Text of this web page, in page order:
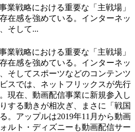
業戦略における重要な「主戦場」
在感を強めている。インターネッ
そして...
業戦略における重要な「主戦場」
在感を強めている。インターネッ
そしてスポーツなどのコンテンツ
スでは、ネットフリックスが先行
現在、動画配信事業に新規参入し
する動きが相次ぎ、まさに「戦国
。アップルは2019年11月から動画
ルト・ディズニーも動画配信サー